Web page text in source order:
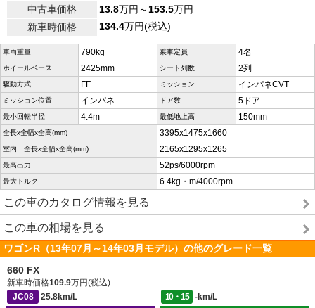
中古車価格
13.8万円～153.5万円
新車時価格
134.4万円(税込)
車両重量 790kg 乗車定員 4名
ホイールベース 2425mm シート列数 2列
駆動方式 FF ミッション インパネCVT
ミッション位置 インパネ ドア数 5ドア
最小回転半径 4.4m 最低地上高 150mm
全長x全幅x全高(mm) 3395x1475x1660
室内 全長x全幅x全高(mm) 2165x1295x1265
最高出力 52ps/6000rpm
最大トルク 6.4kg・m/4000rpm
この車のカタログ情報を見る
この車の相場を見る
ワゴンR（13年07月～14年03月モデル）の他のグレード一覧
660 FX
新車時価格109.9万円(税込)
JC08
25.8km/L 10・15
-km/L